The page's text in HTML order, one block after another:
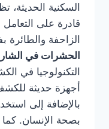
السكنية
قادرة على
الزاحفة والطائرة
الحشرات في
التكنولوجيا في
أجهزة حديثة
بالإضافة إلى
بصحة الإنسان.